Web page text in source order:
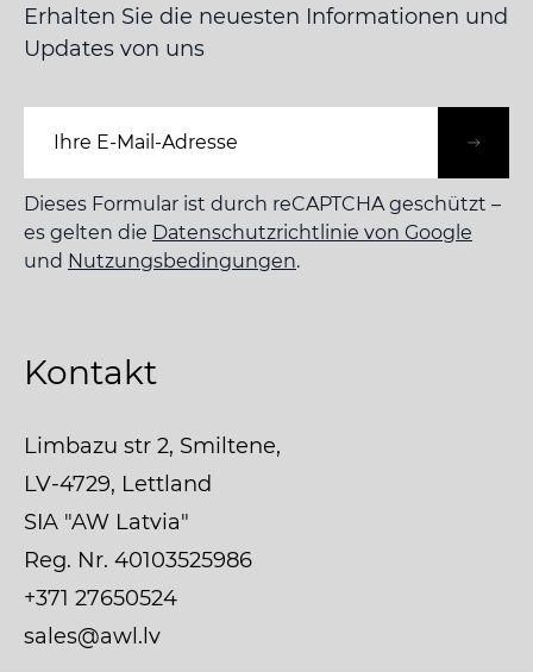
Erhalten Sie die neuesten Informationen und
Updates von uns
Dieses Formular ist durch reCAPTCHA geschützt –
es gelten die Datenschutzrichtlinie von Google
und Nutzungsbedingungen.
Kontakt
Limbazu str 2, Smiltene,
LV-4729, Lettland
SIA "AW Latvia"
Reg. Nr. 40103525986
+371 27650524
sales@awl.lv